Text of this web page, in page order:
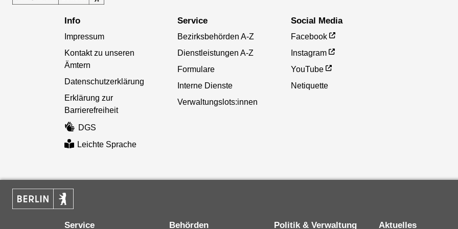
Info
Impressum
Kontakt zu unseren
Ämtern
Datenschutzerklärung
Erklärung zur
Barrierefreiheit
DGS
Leichte Sprache
Service
Bezirksbehörden A-Z
Dienstleistungen A-Z
Formulare
Interne Dienste
Verwaltungslots:innen
Social Media
Facebook
Instagram
YouTube
Netiquette
Service Behörden Politik & Verwaltung Aktuelles